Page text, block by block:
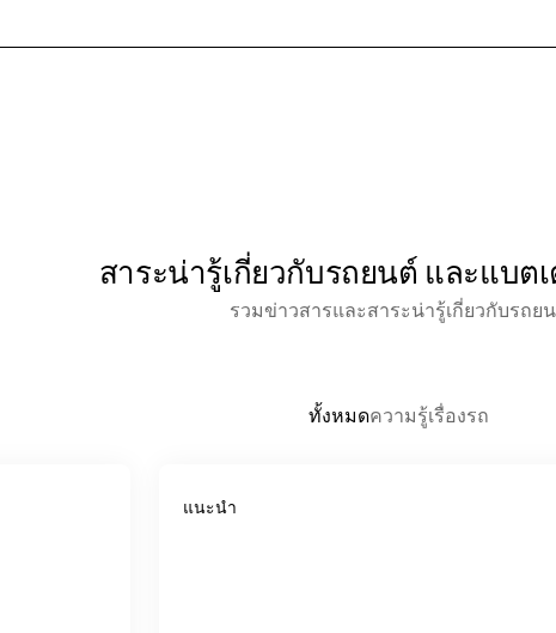
สาระน่ารู้เกี่ยวกับรถยนต์ และแบต
รวมข่าวสารและสาระน่ารู้เกี่ยวกับรถย
ทั้งหมดความรู้เรื่องรถ
แนะนำ